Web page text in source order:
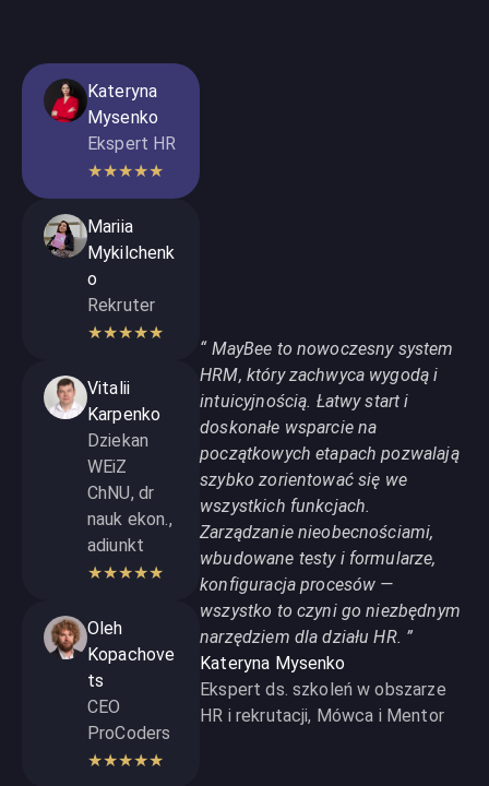
Kateryna
Mysenko
Ekspert HR
★★★★★
Mariia
Mykilchenk
o
Rekruter
★★★★★
Vitalii
Karpenko
Dziekan
WEiZ
ChNU, dr
nauk ekon.,
adiunkt
★★★★★
Oleh
Kopachove
ts
CEO
ProCoders
★★★★★
“ MayBee to nowoczesny system
HRM, który zachwyca wygodą i
intuicyjnością. Łatwy start i
doskonałe wsparcie na
początkowych etapach pozwalają
szybko zorientować się we
wszystkich funkcjach.
Zarządzanie nieobecnościami,
wbudowane testy i formularze,
konfiguracja procesów —
wszystko to czyni go niezbędnym
narzędziem dla działu HR. ”
Kateryna Mysenko
Ekspert ds. szkoleń w obszarze
HR i rekrutacji, Mówca i Mentor